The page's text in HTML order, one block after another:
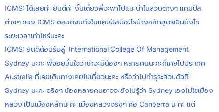
ICMS: ได้เลยค่ะ ยินดีค่ะ งั้นเดี๋ยวพี่จะพาไปแนะนำในส่วนต่างๆ แคมปัส
ต่างๆ ของ ICMS ตลอดจนถึงในแคมปัสมีอะไรบ้างหลักสูตรเป็นยังไง
ระยะเวลาเท่าไหร่นะคะ
ICMS: ยินดีต้อนรับสู่ International College Of Management
Sydney นะคะ พี่จอยมั่นใจว่าน่าจะมีน้องๆ หลายคนนะคะที่เคยไปประเทศ
Australia ที่เคยเดินทางเคยไปเที่ยวนะคะ หรือว่าไปทำธุระส่วนตัวที่
Sydney นะคะ จริงๆ น้องหลายคนอาจจะยังไม่รู้ว่า Sydney เองไม่ใช่เมือง
หลวง เป็นเมืองหลักนะคะ เมืองหลวงจริงๆ คือ Canberra นะคะ แต่